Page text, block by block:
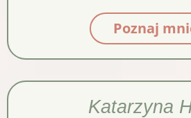
Poznaj
Katarzyna